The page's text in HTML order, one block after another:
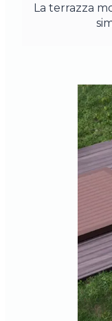
La terrazza